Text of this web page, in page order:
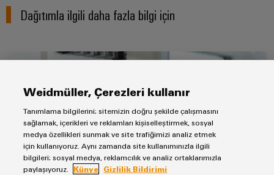
Dağıtımla ilgili daha fazla bilgi için
Dağıtım genel bakış
Weidmüller, Çerezleri kullanır
Tanımlama bilgilerini; sitemizin doğru şekilde çalışmasını
sağlamak, içerikleri ve reklamları kişiselleştirmek, sosyal
medya özellikleri sunmak ve site trafiğimizi analiz etmek
için kullanıyoruz. Aynı zamanda site kullanımınızla ilgili
bilgileri; sosyal medya, reklamcılık ve analiz ortaklarımızla
paylaşıyoruz.
Künye Gizlilik Bildirimi